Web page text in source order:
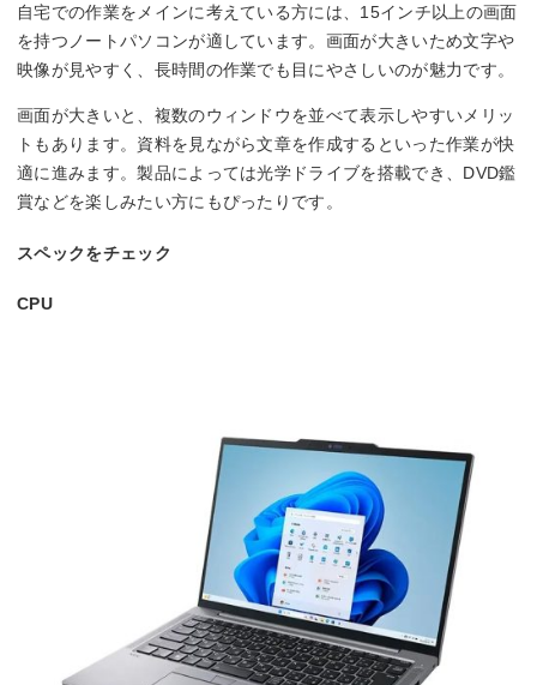
自宅での作業をメインに考えている方には、15インチ以上の画面
を持つノートパソコンが適しています。画面が大きいため文字や
映像が見やすく、長時間の作業でも目にやさしいのが魅力です。
画面が大きいと、複数のウィンドウを並べて表示しやすいメリッ
トもあります。資料を見ながら文章を作成するといった作業が快
適に進みます。製品によっては光学ドライブを搭載でき、DVD鑑
賞などを楽しみたい方にもぴったりです。
スペックをチェック
CPU